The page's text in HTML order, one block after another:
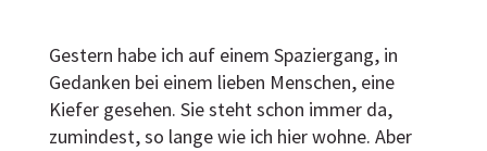
Gestern habe ich auf einem Spaziergang, in
Gedanken bei einem lieben Menschen, eine
Kiefer gesehen. Sie steht schon immer da,
zumindest, so lange wie ich hier wohne. Aber